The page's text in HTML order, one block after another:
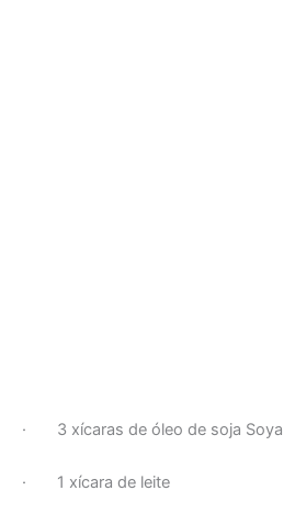
· 3 xícaras de óleo de soja Soya
· 1 xícara de leite